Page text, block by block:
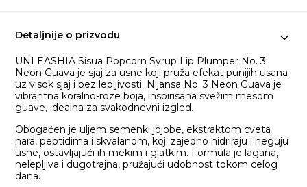
Detaljnije o prizvodu
UNLEASHIA Sisua Popcorn Syrup Lip Plumper No. 3
Neon Guava je sjaj za usne koji pruža efekat punijih usana
uz visok sjaj i bez lepljivosti. Nijansa No. 3 Neon Guava je
vibrantna koralno-roze boja, inspirisana svežim mesom
guave, idealna za svakodnevni izgled.​
Obogaćen je uljem semenki jojobe, ekstraktom cveta
nara, peptidima i skvalanom, koji zajedno hidriraju i neguju
usne, ostavljajući ih mekim i glatkim. Formula je lagana,
nelepljiva i dugotrajna, pružajući udobnost tokom celog
dana.